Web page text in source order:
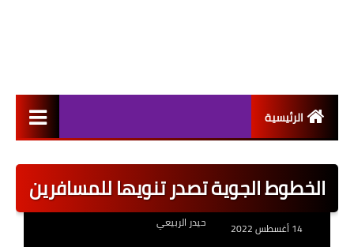
الرئيسية
اخبار القطاع العام
اخبار القطاع الخاص
الخطوط الجوية تصدر تنويها للمسافرين
14 أغسطس 2022
حيدر الربيعي